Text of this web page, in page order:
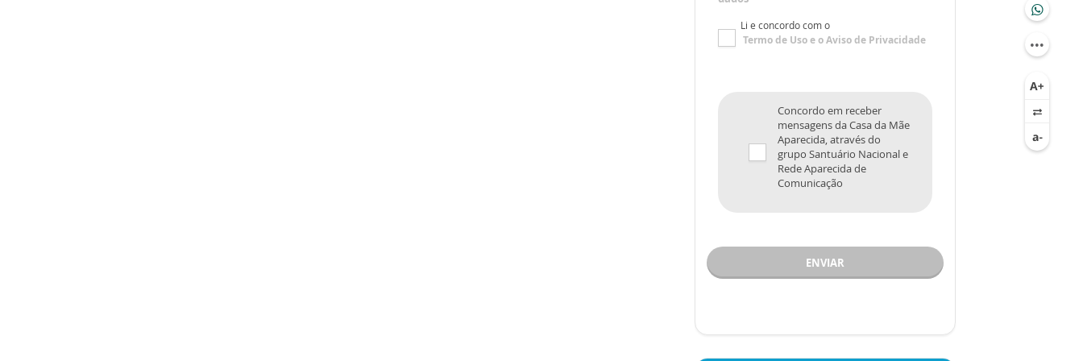
Li e concordo com o
Termo de Usoe oAviso de Privacidade
Concordo em receber
mensagens da Casa da Mãe
Aparecida, através do
grupo Santuário Nacional e
Rede Aparecida de
Comunicação
ENVIAR